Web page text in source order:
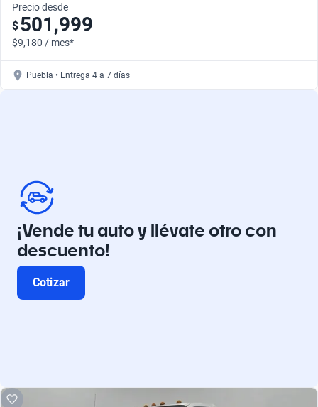
Precio desde
$501,999
$9,180 / mes*
Puebla • Entrega 4 a 7 días
¡Vende tu auto y llévate otro con
descuento!
Cotizar